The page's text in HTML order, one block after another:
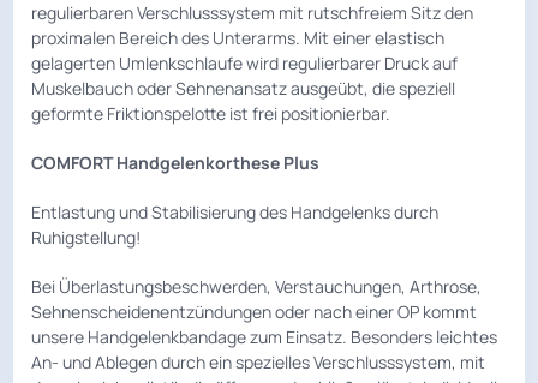
regulierbaren Verschlusssystem mit rutschfreiem Sitz den
proximalen Bereich des Unterarms. Mit einer elastisch
gelagerten Umlenkschlaufe wird regulierbarer Druck auf
Muskelbauch oder Sehnenansatz ausgeübt, die speziell
geformte Friktionspelotte ist frei positionierbar.
COMFORT Handgelenkorthese Plus
Entlastung und Stabilisierung des Handgelenks durch
Ruhigstellung!
Bei Überlastungsbeschwerden, Verstauchungen, Arthrose,
Sehnenscheidenentzündungen oder nach einer OP kommt
unsere Handgelenkbandage zum Einsatz. Besonders leichtes
An- und Ablegen durch ein spezielles Verschlusssystem, mit